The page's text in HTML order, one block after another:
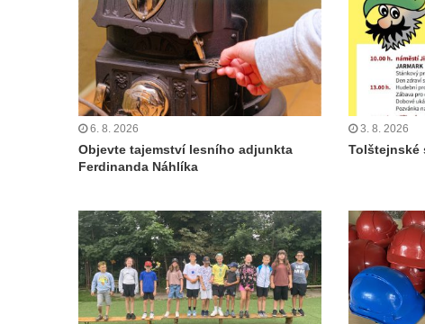
6. 8. 2026
Objevte tajemství lesního adjunkta
Ferdinanda Náhlíka
3. 8. 2026
Tolštejnské